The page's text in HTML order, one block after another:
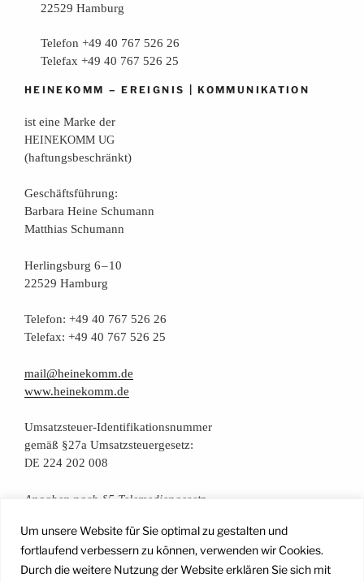
Um unsere Website für Sie optimal zu gestalten und
fortlaufend verbessern zu können, verwenden wir Cookies.
Durch die weitere Nutzung der Website erklären Sie sich mit
22529 Hamburg
Telefon +49 40 767 526 26
Telefax +49 40 767 526 25
HEINEKOMM –EREIGNIS |KOMMUNIKATION
ist eine Mar­ke der
HEINEKOMM UG
(haf­tungs­be­schränkt)
Geschäfts­füh­rung:
Bar­ba­ra Hei­ne Schumann
Mat­thi­as Schumann
Her­lings­burg 6 – 10
22529 Hamburg
Tele­fon: +49 40 767 526 26
Tele­fax: +49 40 767 526 25
mail@heinekomm.de
www.heinekomm.de
Umsatz­steu­er-Iden­ti­fi­ka­ti­ons­num­mer
gemäß §27a Umsatzsteuergesetz:
DE 224 202 008
Anga­ben nach §5 Telemediengesetz
Daten­schutz­er­klä­rung